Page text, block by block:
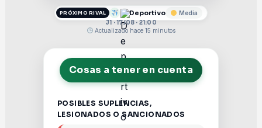
PRÓXIMO RIVAL Deportivo
Media
J1 · 17/08 · 21:00
Actualizado hace 15 minutos
Cosas a tener en cuenta
POSIBLES SUPLENCIAS,
LESIONADOS O SANCIONADOS